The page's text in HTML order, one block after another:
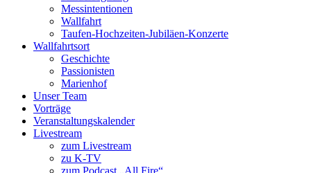
Messintentionen
Wallfahrt
Taufen-Hochzeiten-Jubiläen-Konzerte
Wallfahrtsort
Geschichte
Passionisten
Marienhof
Unser Team
Vorträge
Veranstaltungskalender
Livestream
zum Livestream
zu K-TV
zum Podcast „All Fire“